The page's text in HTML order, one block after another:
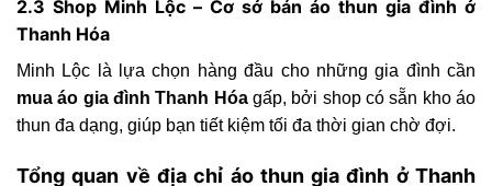
2.3 Shop Minh Lộc – Cơ sở bán áo thun gia đình ở
Thanh Hóa
Minh Lộc là lựa chọn hàng đầu cho những gia đình cần
mua áo gia đình Thanh Hóagấp, bởi shop có sẵn kho áo
thun đa dạng, giúp bạn tiết kiệm tối đa thời gian chờ đợi.
Tổng quan về địa chỉ áo thun gia đình ở Thanh